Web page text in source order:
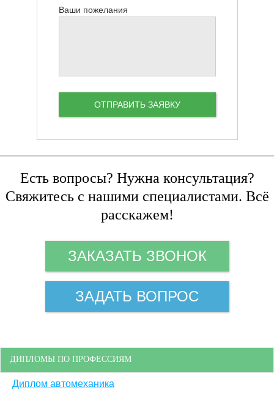
Ваши пожелания
Есть вопросы? Нужна консультация?
Свяжитесь с нашими специалистами. Всё
расскажем!
ЗАКАЗАТЬ ЗВОНОК
ЗАДАТЬ ВОПРОС
ДИПЛОМЫ ПО ПРОФЕССИЯМ
Диплом автомеханика